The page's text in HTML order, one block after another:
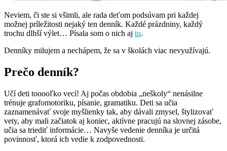
Neviem, či ste si všimli, ale rada deťom podsúvam pri každej
možnej príležitosti nejaký ten denník. Každé prázdniny, každý
trochu dlhší výlet… Písala som o nich aj tu.
Denníky milujem a nechápem, že sa v školách viac nevyužívajú.
Prečo denník?
Učí deti tooooľko vecí! Aj počas obdobia „neškoly“ nenásilne
trénuje grafomotoriku, písanie, gramatiku. Deti sa učia
zaznamenávať svoje myšlienky tak, aby dávali zmysel, štylizovať
vety, aby mali začiatok aj koniec, aktívne pracujú na slovnej zásobe,
učia sa triediť informácie… Navyše vedenie denníka je určitá
povinnosť, ktorá ich vedie k zodpovednosti.